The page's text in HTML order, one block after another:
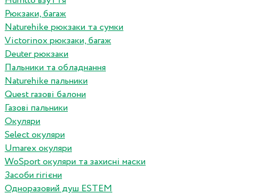
Рюкзаки, багаж
Naturehike рюкзаки та сумки
Victorinox рюкзаки, багаж
Deuter рюкзаки
Пальники та обладнання
Naturehike пальники
Quest газові балони
Газові пальники
Окуляри
Select окуляри
Umarex окуляри
WoSport окуляри та захисні маски
Засоби гігієни
Одноразовий душ ESTEM